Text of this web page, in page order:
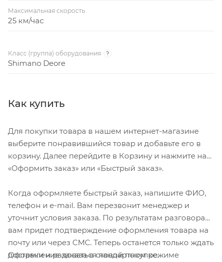
Максимальная скорость
25 км/час
Класс (группа) оборудования ?
Shimano Deore
Как купить
Для покупки товара в нашем интернет-магазине
выберите понравившийся товар и добавьте его в
корзину. Далее перейдите в Корзину и нажмите на
«Оформить заказ» или «Быстрый заказ».
Когда оформляете быстрый заказ, напишите ФИО,
телефон и e-mail. Вам перезвонит менеджер и
уточнит условия заказа. По результатам разговора
вам придет подтверждение оформления товара на
почту или через СМС. Теперь останется только ждать
доставки и радоваться новой покупке.
Оформление заказа в стандартном режиме